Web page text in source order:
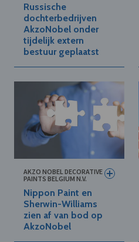
Russische
dochterbedrijven
AkzoNobel onder
tijdelijk extern
bestuur geplaatst
AKZO NOBEL DECORATIVE
PAINTS BELGIUM N.V.
Nippon Paint en
Sherwin-Williams
zien af van bod op
AkzoNobel